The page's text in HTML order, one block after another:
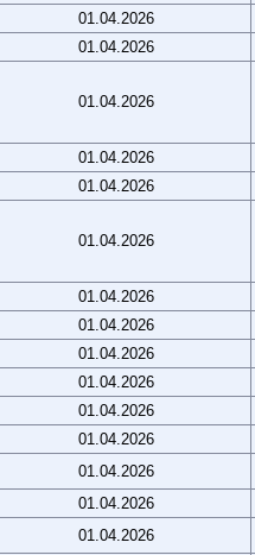
01.04.2026
01.04.2026
01.04.2026
01.04.2026
01.04.2026
01.04.2026
01.04.2026
01.04.2026
01.04.2026
01.04.2026
01.04.2026
01.04.2026
01.04.2026
01.04.2026
01.04.2026